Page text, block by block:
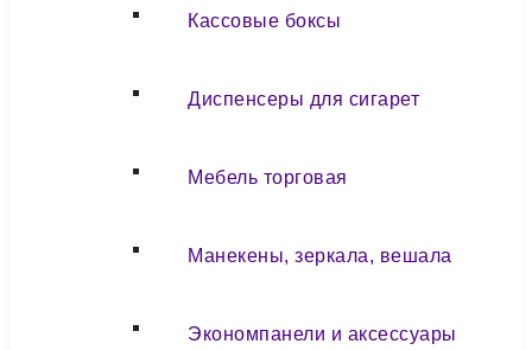
Кассовые боксы
Диспенсеры для сигарет
Мебель торговая
Манекены, зеркала, вешала
Экономпанели и аксессуары